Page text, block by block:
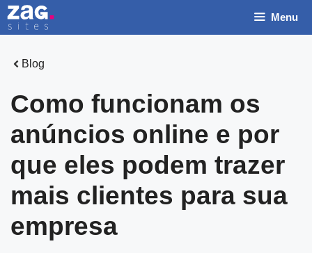
Pular
para
conteúdo
Menu
Blog
Como funcionam os
anúncios online e por
que eles podem trazer
mais clientes para sua
empresa
N
o
m
e
*
E
a
T